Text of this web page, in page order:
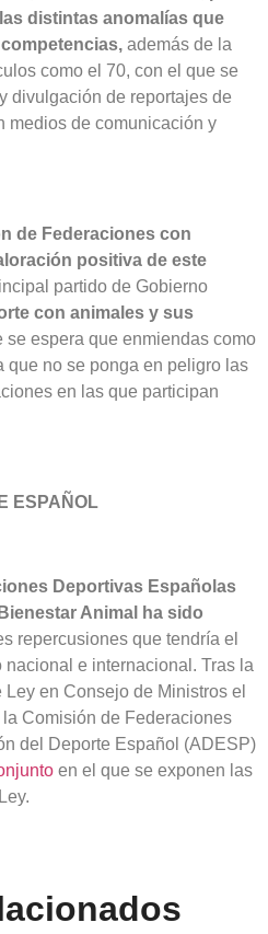
distintas anomalías que
además de la
como el 70, con el que se
divulgación de reportajes de
medios de comunicación y
de Federaciones con
positiva de este
partido de Gobierno
con animales y sus
se espera que enmiendas como
que no se ponga en peligro las
en las que participan
ESPAÑOL
Deportivas Españolas
Animal ha sido
repercusiones que tendría el
e internacional. Tras la
en Consejo de Ministros el
Comisión de Federaciones
del Deporte Español (ADESP)
en el que se exponen las